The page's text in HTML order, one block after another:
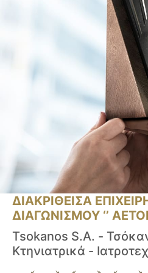
ΔΙΑΚΡΙΘΕΙΣΑ
ΔΙΑΓΩΝΙΣΜΟΥ ‘’ ΑΕΤΟΙ
Tsokanos S.A. -
Κτηνιατρικά -